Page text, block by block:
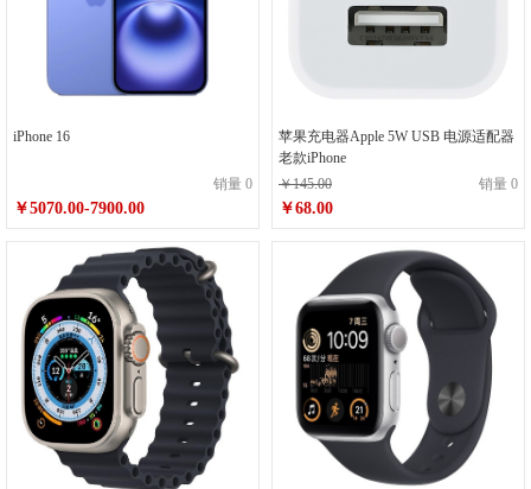
iPhone 16
销量 0
￥5070.00-7900.00
苹果充电器Apple 5W USB 电源适配器
老款iPhone
￥145.00
销量 0
￥68.00